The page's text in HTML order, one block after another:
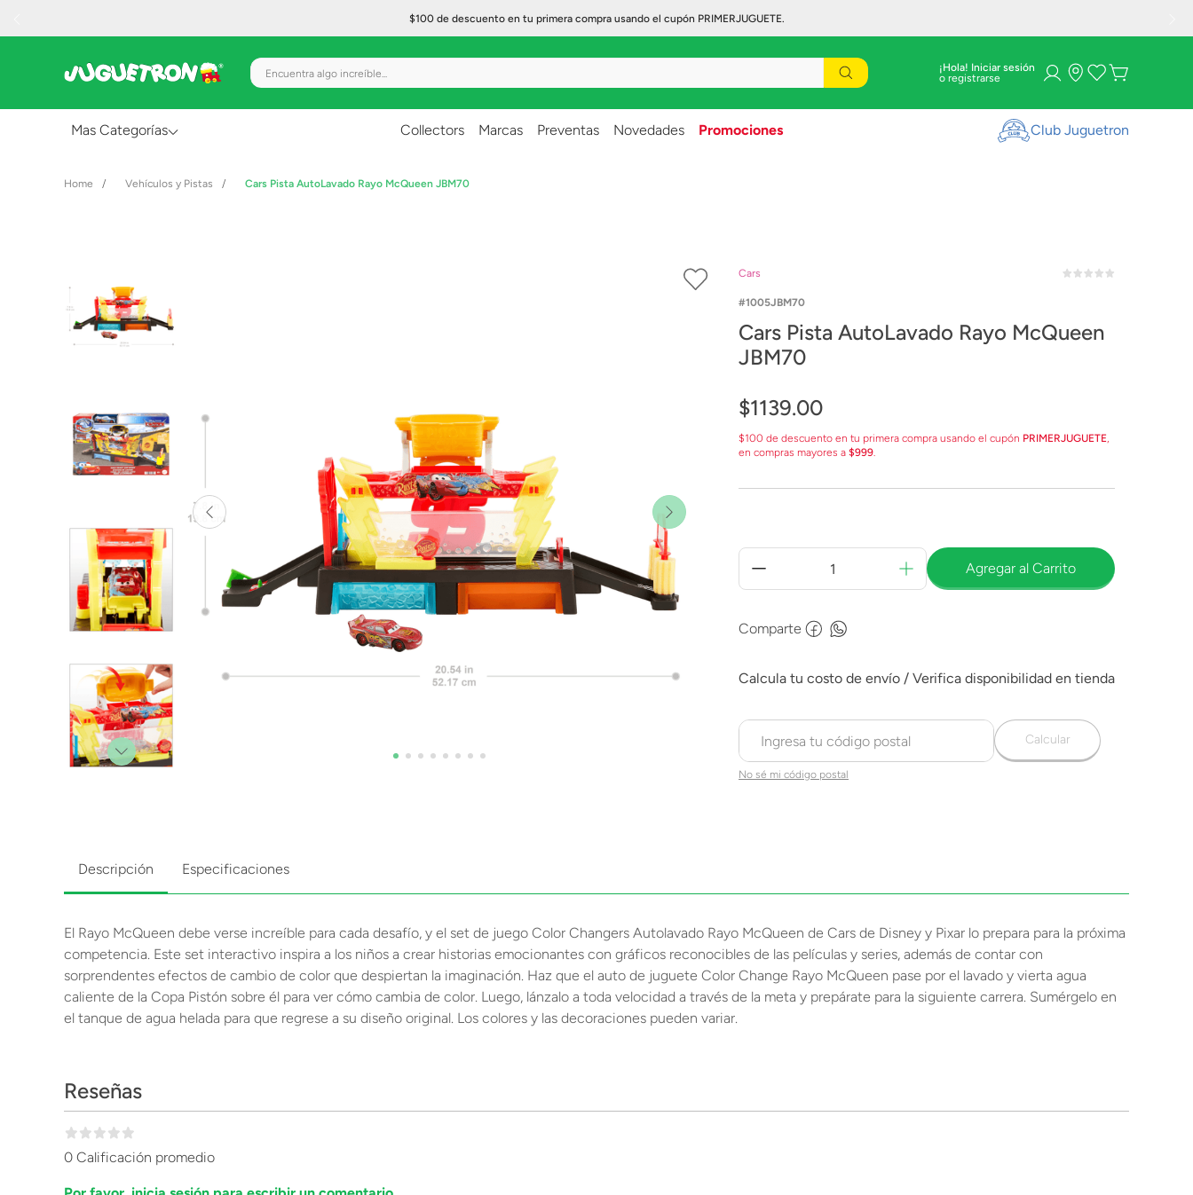
$100 de descuento en tu primera compra usando el cupón PRIMERJUGUETE.
Encuentra algo increíble... ¡Hola! Iniciar sesión
Mas Categorías
Figuras de Acción
Gadgets y Electrónicos
Lanzadores
Muñecas
Vehículos y Pistas
Collectors Marcas Preventas Novedades Promociones Club Juguetron
Vehículos y Pistas Cars Pista AutoLavado Rayo McQueen JBM70
Cars
1005JBM70
Cars Pista AutoLavado Rayo McQueen
JBM70
$1139.00
$100 de descuento en tu primera compra usando el cupón PRIMERJUGUETE,
en compras mayores a $999.
Agregar al Carrito
Comparte
No sé mi código postal
Calcular
Descripción Especificaciones
El Rayo McQueen debe verse increíble para cada desafío, y el set de juego Color Changers Autolavado Rayo McQueen de Cars de Disney y Pixar lo prepara para la próxima
competencia. Este set interactivo inspira a los niños a crear historias emocionantes con gráficos reconocibles de las películas y series, además de contar con
sorprendentes efectos de cambio de color que despiertan la imaginación. Haz que el auto de juguete Color Change Rayo McQueen pase por el lavado y vierta agua
caliente de la Copa Pistón sobre él para ver cómo cambia de color. Luego, lánzalo a toda velocidad a través de la meta y prepárate para la siguiente carrera. Sumérgelo en
el tanque de agua helada para que regrese a su diseño original. Los colores y las decoraciones pueden variar.
Reseñas
0 Calificación promedio